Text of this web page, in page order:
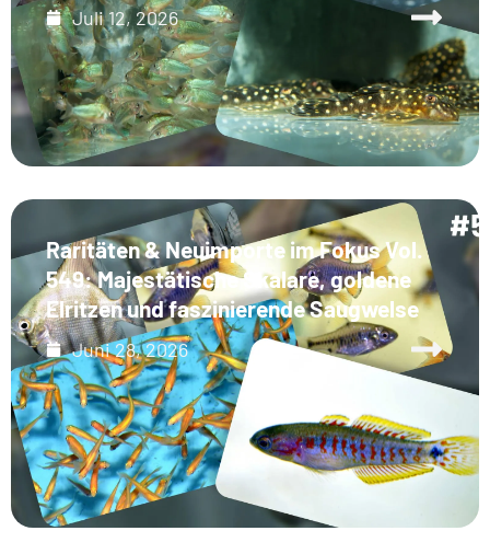
Juli 12, 2026
Raritäten & Neuimporte im Fokus Vol.
549: Majestätische Skalare, goldene
Elritzen und faszinierende Saugwelse
Juni 28, 2026